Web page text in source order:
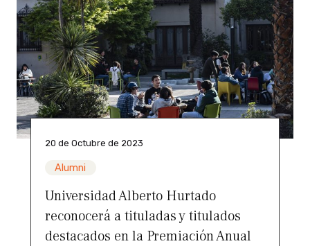
20 de Octubre de 2023
Alumni
Universidad Alberto Hurtado
reconocerá a tituladas y titulados
destacados en la Premiación Anual